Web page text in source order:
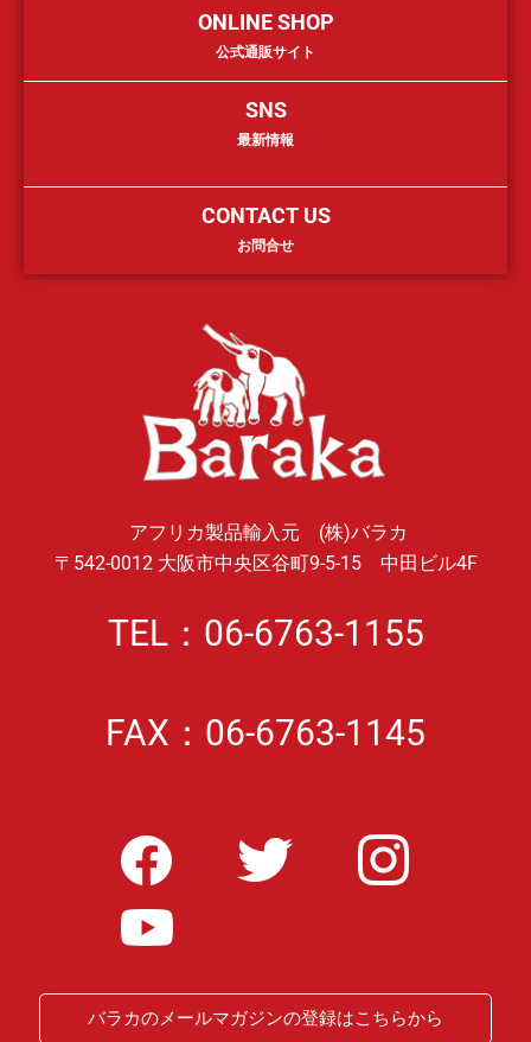
ONLINE SHOP
公式通販サイト
SNS
最新情報
CONTACT US
お問合せ
アフリカ製品輸入元 (株)バラカ
〒542-0012 大阪市中央区谷町9-5-15 中田ビル4F
TEL：06-6763-1155
FAX：06-6763-1145
バラカのメールマガジンの登録はこちらから